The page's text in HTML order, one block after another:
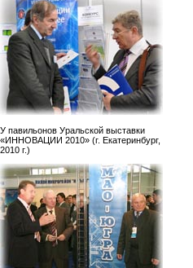
У павильонов Уральской выставки
«ИННОВАЦИИ 2010» (г. Екатеринбург,
2010 г.)